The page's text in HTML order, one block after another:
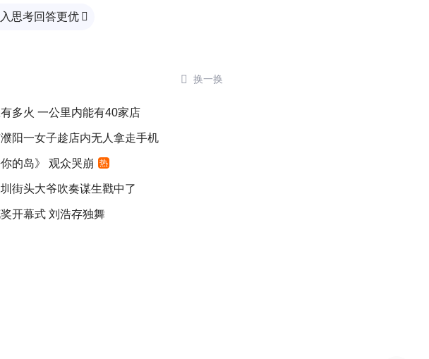
思考回答更优 
 换一换
多火 一公里内能有40家店
阳一女子趁店内无人拿走手机
你的岛》 观众哭崩 热
街头大爷吹奏谋生戳中了
开幕式 刘浩存独舞